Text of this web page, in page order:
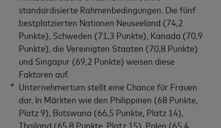
standardisierte Rahmenbedingungen. Die fünf
bestplatzierten Nationen Neuseeland (74,2
Punkte), Schweden (71,3 Punkte), Kanada (70,9
Punkte), die Vereinigten Staaten (70,8 Punkte)
und Singapur (69,2 Punkte) weisen diese
Faktoren auf.
Unternehmertum stellt eine Chance für Frauen
dar. In Märkten wie den Philippinen (68 Punkte,
Platz 9), Botswana (66,5 Punkte, Platz 14),
Thailand (65,8 Punkte, Platz 15), Polen (65,4